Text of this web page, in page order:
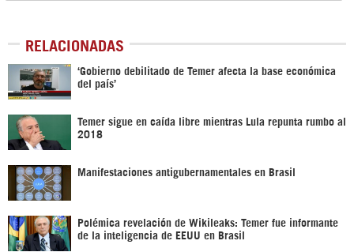
RELACIONADAS
‘Gobierno debilitado de Temer afecta la base económica
del país’
Temer sigue en caída libre mientras Lula repunta rumbo al
2018
Manifestaciones antigubernamentales en Brasil
Polémica revelación de Wikileaks: Temer fue informante
de la inteligencia de EEUU en Brasil